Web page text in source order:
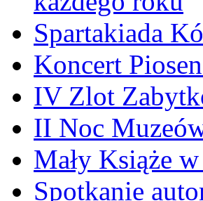
Spartakiada
Koncert
IV Zlot
II Noc
Mały Książe
Spotkanie